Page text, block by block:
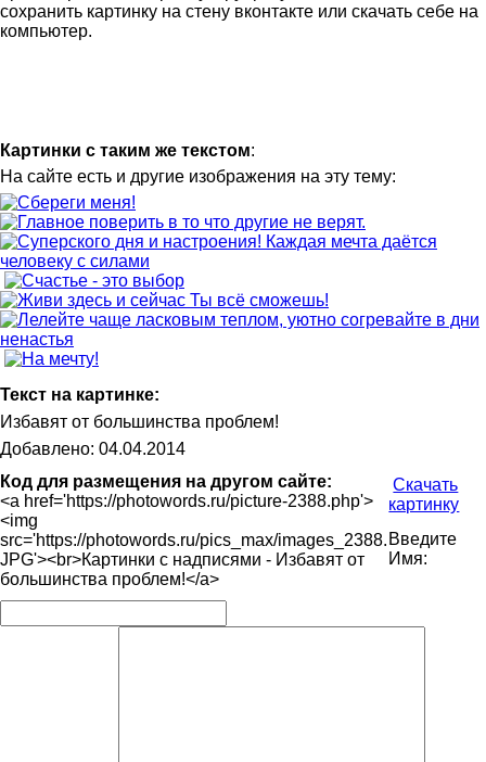
сохранить картинку на стену вконтакте или скачать себе на
компьютер.
Картинки с таким же текстом:
На сайте есть и другие изображения на эту тему:
Текст на картинке:
Избавят от большинства проблем!
Добавлено: 04.04.2014
Код для размещения на другом сайте:
<a href='https://photowords.ru/picture-2388.php'>
<img
src='https://photowords.ru/pics_max/images_2388.
JPG'><br>Картинки с надписями - Избавят от
большинства проблем!</a>
Скачать
картинку
Введите
Имя: